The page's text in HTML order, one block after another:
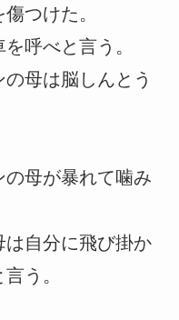
つけた。
呼べと言う。
母は脳しんとう
母が暴れて噛み
自分に飛び掛か
う。